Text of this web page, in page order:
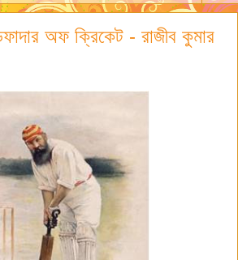
অফ ক্রিকেট - রাজীব কুমার